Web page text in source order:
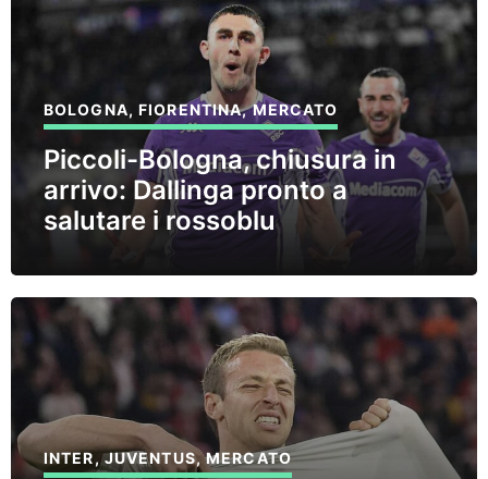
BOLOGNA,FIORENTINA,MERCATO
Piccoli-Bologna, chiusura in
arrivo: Dallinga pronto a
salutare i rossoblu
INTER,JUVENTUS,MERCATO